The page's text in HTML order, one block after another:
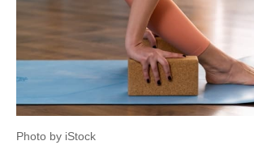
Photo by iStock